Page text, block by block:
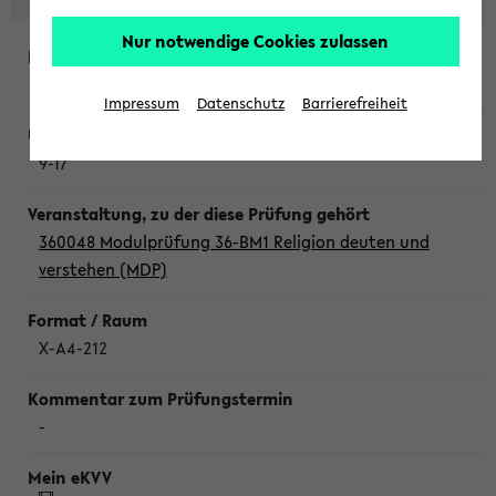
9-17
360048 Modulprüfung 36-BM1 Religion deuten und
verstehen (MDP)
X-A4-212
-
Nur notwendige Cookies zulassen
Impressum Datenschutz Barrierefreiheit